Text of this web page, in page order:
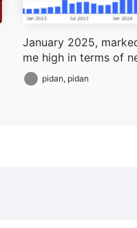
January 2025,
me high in terms of
issuances reached
high raising concerns
pidan, pidan